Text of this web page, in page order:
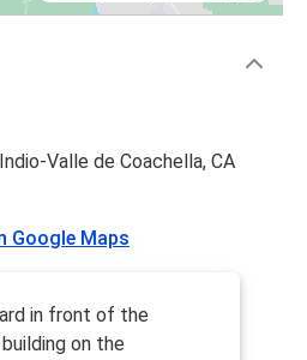
Valle de Coachella, CA
Google Maps
in front of the
on the